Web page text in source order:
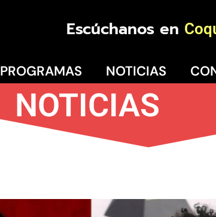
Escúchanos en
PROGRAMAS NOTICIAS
NOTICIAS